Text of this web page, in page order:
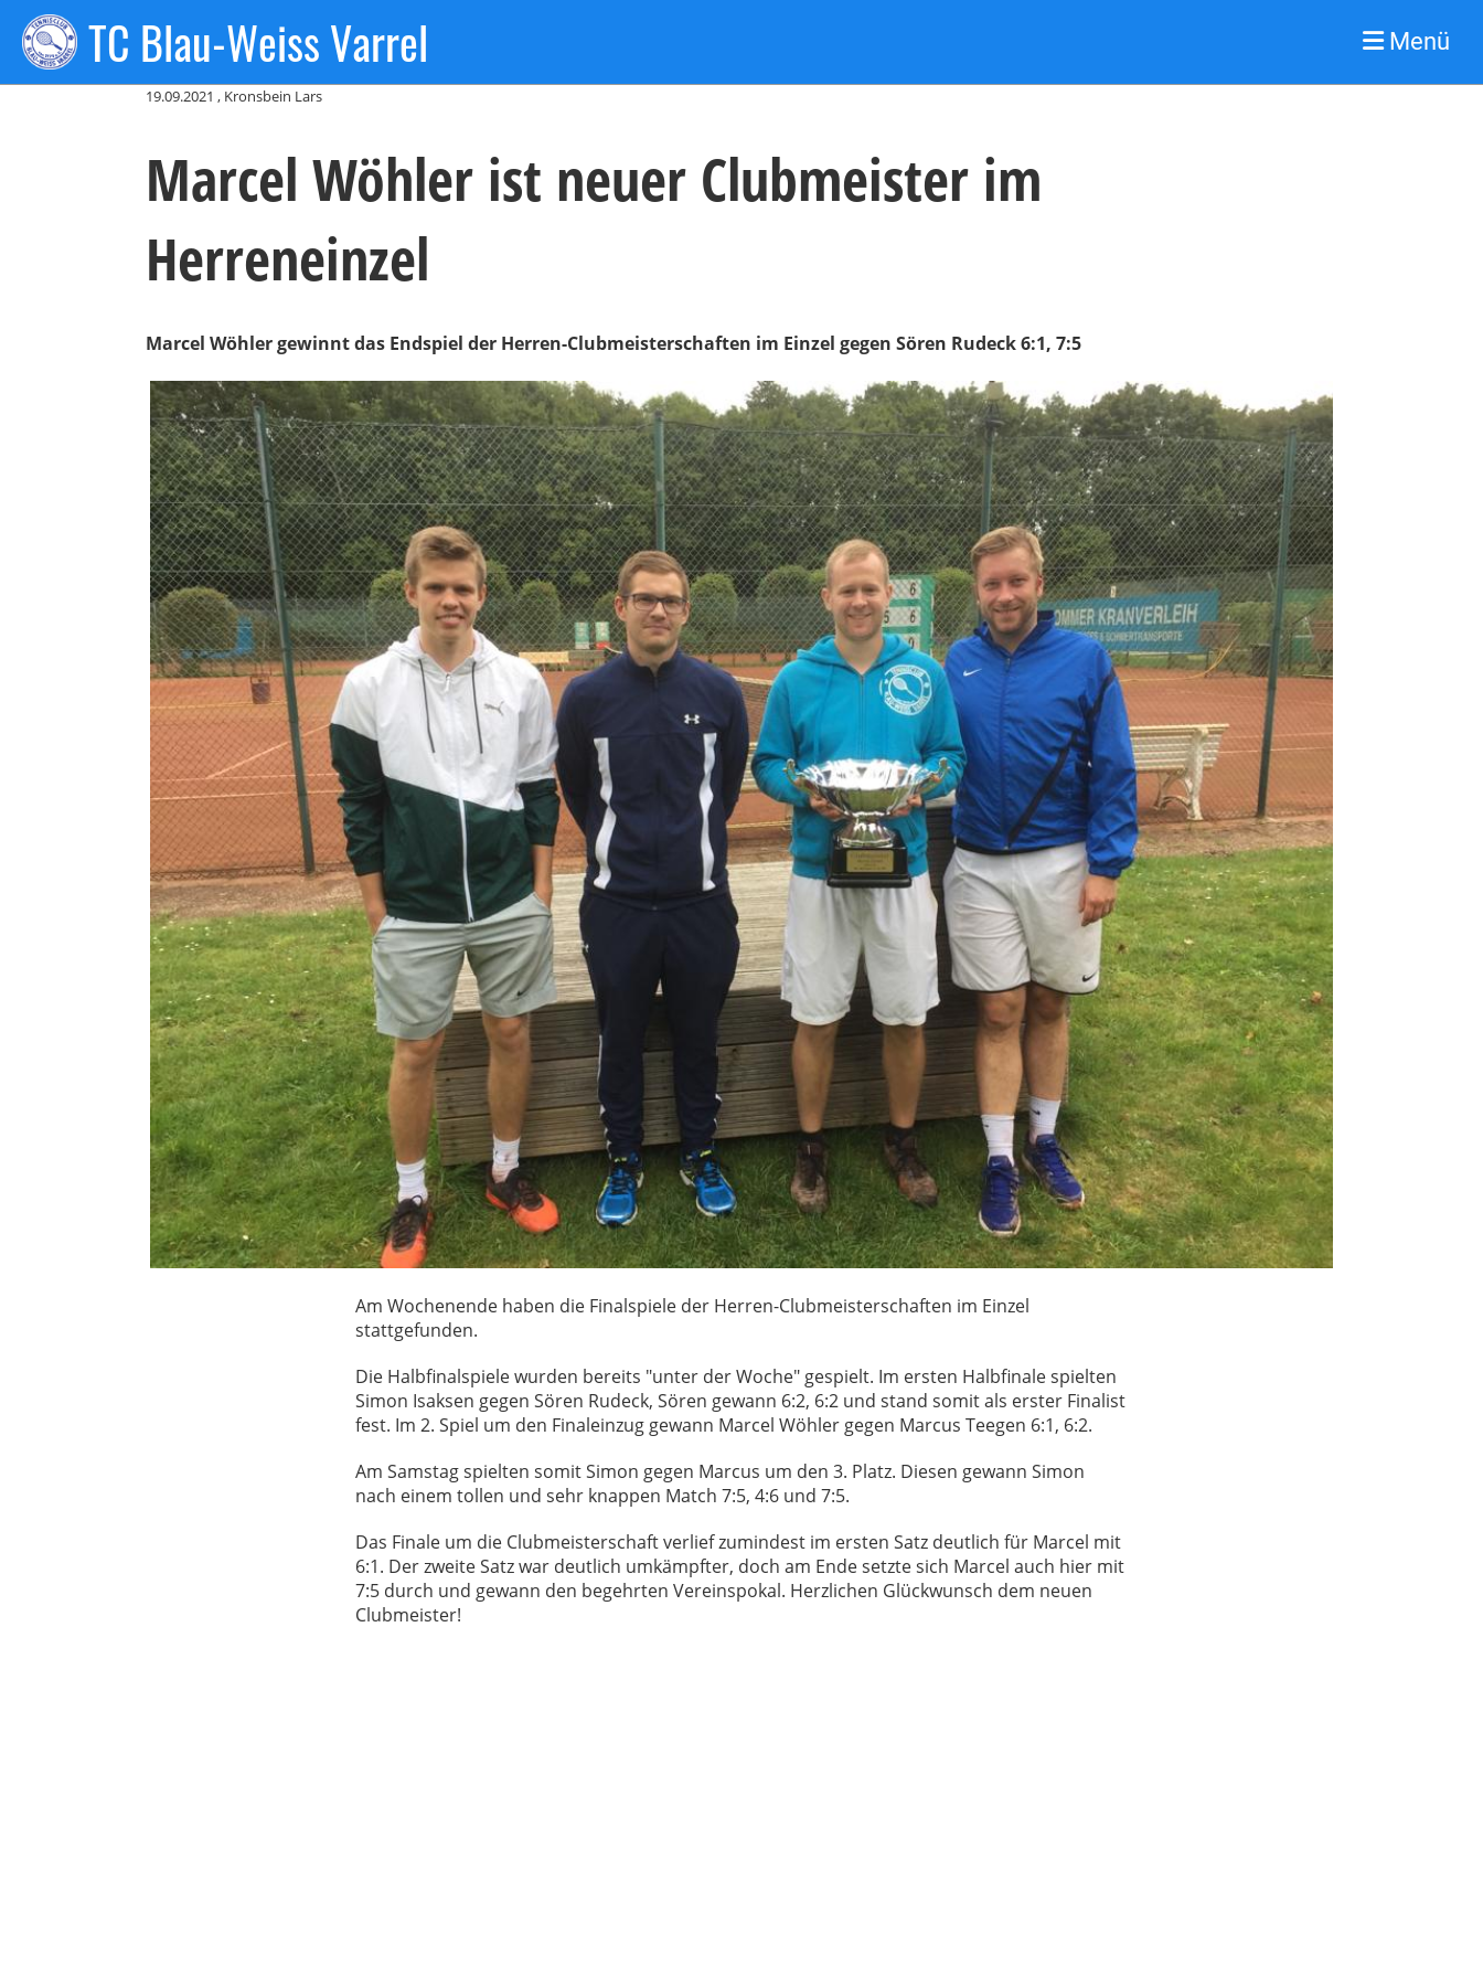
TC Blau-Weiss Varrel Menü
Zurück
19.09.2021 , Kronsbein Lars
Marcel Wöhler ist neuer Clubmeister im
Herreneinzel
Marcel Wöhler gewinnt das Endspiel der Herren-Clubmeisterschaften im Einzel gegen Sören Rudeck 6:1, 7:5
Am Wochenende haben die Finalspiele der Herren-Clubmeisterschaften im Einzel
stattgefunden.
Die Halbfinalspiele wurden bereits "unter der Woche" gespielt. Im ersten Halbfinale spielten
Simon Isaksen gegen Sören Rudeck, Sören gewann 6:2, 6:2 und stand somit als erster Finalist
fest. Im 2. Spiel um den Finaleinzug gewann Marcel Wöhler gegen Marcus Teegen 6:1, 6:2.
Am Samstag spielten somit Simon gegen Marcus um den 3. Platz. Diesen gewann Simon
nach einem tollen und sehr knappen Match 7:5, 4:6 und 7:5.
Das Finale um die Clubmeisterschaft verlief zumindest im ersten Satz deutlich für Marcel mit
6:1. Der zweite Satz war deutlich umkämpfter, doch am Ende setzte sich Marcel auch hier mit
7:5 durch und gewann den begehrten Vereinspokal. Herzlichen Glückwunsch dem neuen
Clubmeister!